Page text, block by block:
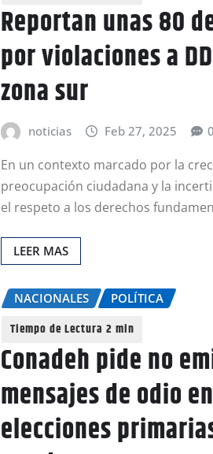
Reportan unas 80
por violaciones a
zona sur
noticias Feb 27, 2025 0
En un contexto marcado por la
preocupación ciudadana y la
el respeto a los derechos
LEER MAS
NACIONALES POLÍTICA
Conadeh pide no
mensajes de odio en
elecciones